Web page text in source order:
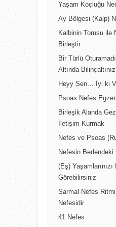
Yaşam Koçluğu
Ay Bölgesi (Kalp)
Kalbinin Torusu ile
Birleştir
Bir Türlü
Altında
Heyy Sen… İyi ki
Psoas Nefes
Birleşik Alanda
İletişim Kurmak
Nefes ve Psoas
Nefesin Bedendeki
(Eş) Yaşamlarınızı
Görebilirsiniz
Sarmal Nefes
Nefesidir
41 Nefes